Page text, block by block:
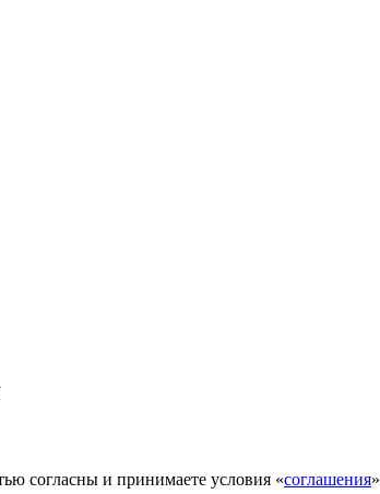
согласны и принимаете условия «соглашения»